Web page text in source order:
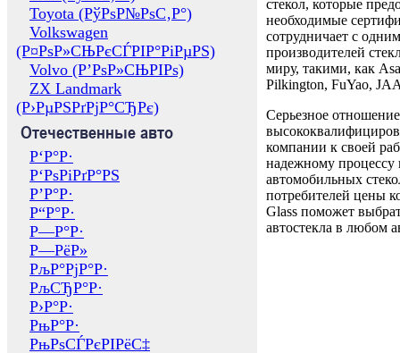
Toyota (РўРѕР№РѕС‚Р°)
Volkswagen
(Р¤РѕР»СЊРєСЃРІР°РіРµРЅ)
Volvo (Р’РѕР»СЊРІРѕ)
ZX Landmark
(Р›РµРЅРґРјР°СЂРє)
Отечественные авто
Р‘Р°Р·
Р‘РѕРіРґР°РЅ
Р’Р°Р·
Р“Р°Р·
Р—Р°Р·
Р—РёР»
РљР°РјР°Р·
РљСЂР°Р·
Р›Р°Р·
РњР°Р·
РњРѕСЃРєРІРёС‡
стекол, которые
необходимые
сотрудничает с
производителей
миру, такими, как
Pilkington, FuYao,
Серьезное отношение
компании к своей
надежному процессу
автомобильных
потребителей цены
Glass поможет
автостекла в любом